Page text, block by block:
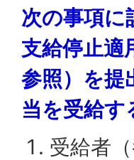
次の事項に
支給停止適
参照）を提
当を受給
受給者